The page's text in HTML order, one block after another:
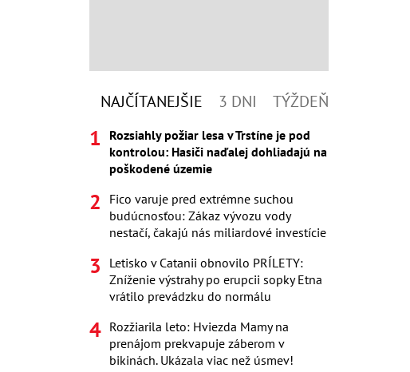
NAJČÍTANEJŠIE 3 DNI TÝŽDEŇ
Rozsiahly požiar lesa v Trstíne je pod
kontrolou: Hasiči naďalej dohliadajú na
poškodené územie
Fico varuje pred extrémne suchou
budúcnosťou: Zákaz vývozu vody
nestačí, čakajú nás miliardové investície
Letisko v Catanii obnovilo PRÍLETY:
Zníženie výstrahy po erupcii sopky Etna
vrátilo prevádzku do normálu
Rozžiarila leto: Hviezda Mamy na
prenájom prekvapuje záberom v
bikinách. Ukázala viac než úsmev!